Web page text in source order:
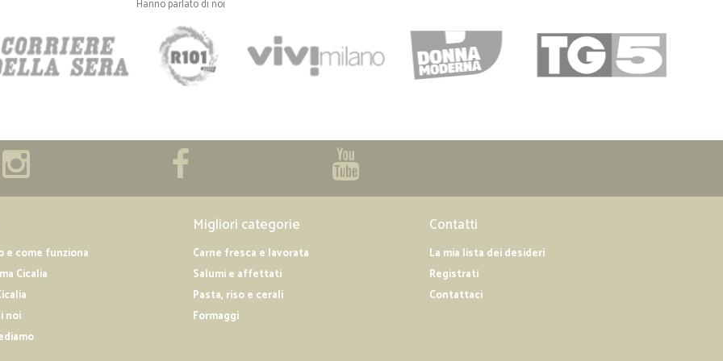
Hanno parlato di noi
e come funziona
Cicalia
noi
Migliori categorie
Carne fresca e lavorata
Salumi e affettati
Pasta, riso e cerali
Formaggi
Contatti
La mia lista dei desideri
Registrati
Contattaci